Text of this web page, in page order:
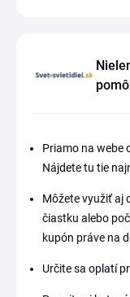
Priamo na webe
Nájdete tu tie
Môžete využiť aj
čiastku alebo
kupón práve na
Určite sa oplatí